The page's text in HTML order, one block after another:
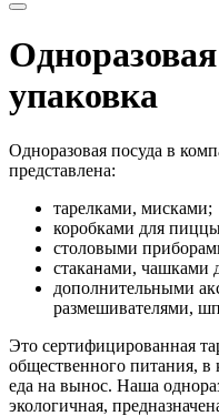
упаковка
Одноразовая посуда в
представлена:
тарелками, мисками;
коробками для
столовыми
стаканами, чашками
дополнительными
размешивателями,
Это сертифицированная
общественного питания, в
еда на вынос. Наша
экологичная,